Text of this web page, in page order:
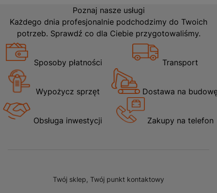
Poznaj nasze usługi
Każdego dnia profesjonalnie podchodzimy do Twoich
potrzeb. Sprawdź co dla Ciebie przygotowaliśmy.
Sposoby płatności Transport
Wypożycz sprzęt Dostawa na
Obsługa inwestycji Zakupy na telefon
Twój sklep, Twój punkt kontaktowy